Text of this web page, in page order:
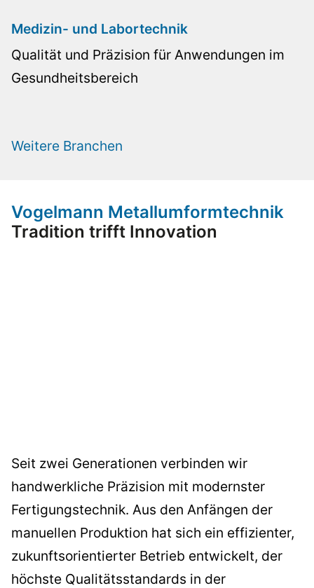
Medizin- und Labortechnik
Qualität und Präzision für Anwendungen im
Gesundheitsbereich
Weitere Branchen
Vogelmann Metallumformtechnik
Tradition trifft Innovation
Seit zwei Generationen verbinden wir
handwerkliche Präzision mit modernster
Fertigungstechnik. Aus den Anfängen der
manuellen Produktion hat sich ein effizienter,
zukunftsorientierter Betrieb entwickelt, der
höchste Qualitätsstandards in der